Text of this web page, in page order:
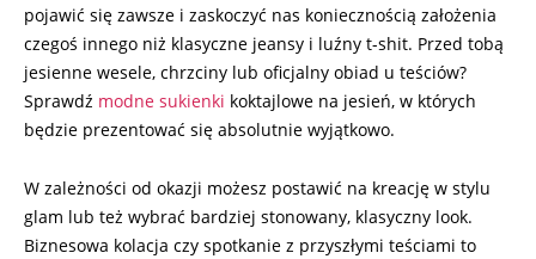
pojawić się zawsze i zaskoczyć nas koniecznością założenia
czegoś innego niż klasyczne jeansy i luźny t-shit. Przed tobą
jesienne wesele, chrzciny lub oficjalny obiad u teściów?
Sprawdź modne sukienki koktajlowe na jesień, w których
będzie prezentować się absolutnie wyjątkowo.
W zależności od okazji możesz postawić na kreację w stylu
glam lub też wybrać bardziej stonowany, klasyczny look.
Biznesowa kolacja czy spotkanie z przyszłymi teściami to